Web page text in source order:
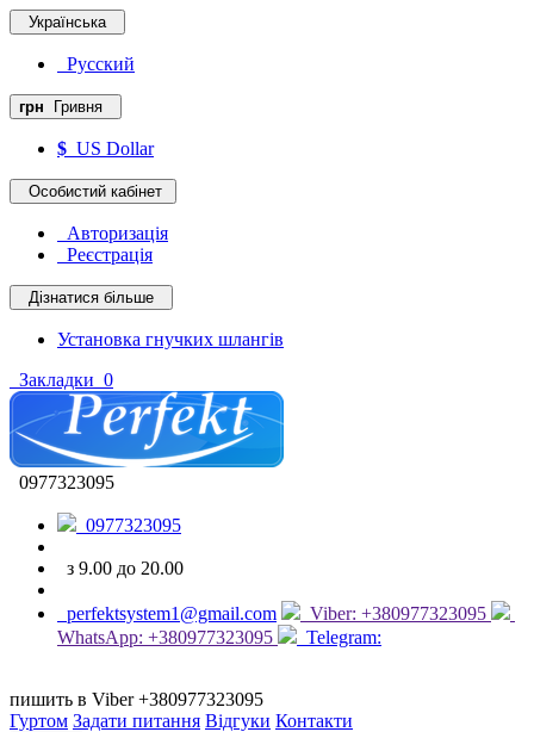
Українська
Русский
грн Гривня
$ US Dollar
Особистий кабінет
Авторизація
Реєстрація
Дізнатися більше
Установка гнучких шлангів
Закладки 0
0977323095
0977323095
з 9.00 до 20.00
perfektsystem1@gmail.com
Viber: +380977323095
WhatsApp: +380977323095
Telegram:
пишить в Viber +380977323095
Гуртом Задати питання Відгуки Контакти